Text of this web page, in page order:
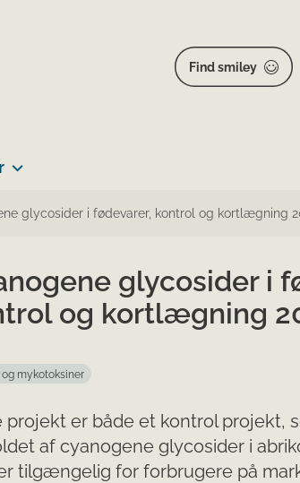
Find smiley
glycosider i fødevarer, kontrol og kortlægning
glycosider i
og kortlægning
og mykotoksiner
projekt er både et kontrol projekt,
af cyanogene glycosider i
tilgængelig for forbrugere på